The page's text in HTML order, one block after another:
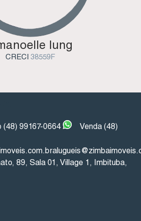
Iung
CRECI 38559F
(48) 99167-0664
Venda (48)
, 89, Sala 01, Village 1, Imbituba,